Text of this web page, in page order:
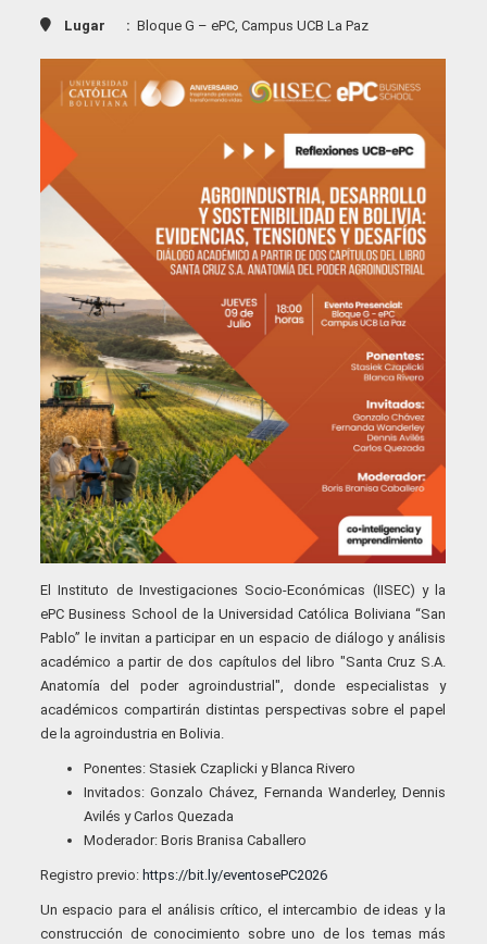
Lugar : Bloque G – ePC, Campus UCB La Paz
El Instituto de Investigaciones Socio-Económicas (IISEC) y la
ePC Business School de la Universidad Católica Boliviana “San
Pablo” le invitan a participar en un espacio de diálogo y análisis
académico a partir de dos capítulos del libro "Santa Cruz S.A.
Anatomía del poder agroindustrial", donde especialistas y
académicos compartirán distintas perspectivas sobre el papel
de la agroindustria en Bolivia.
Ponentes: Stasiek Czaplicki y Blanca Rivero
Invitados: Gonzalo Chávez, Fernanda Wanderley, Dennis
Avilés y Carlos Quezada
Moderador: Boris Branisa Caballero
Registro previo: https://bit.ly/eventosePC2026
Un espacio para el análisis crítico, el intercambio de ideas y la
construcción de conocimiento sobre uno de los temas más